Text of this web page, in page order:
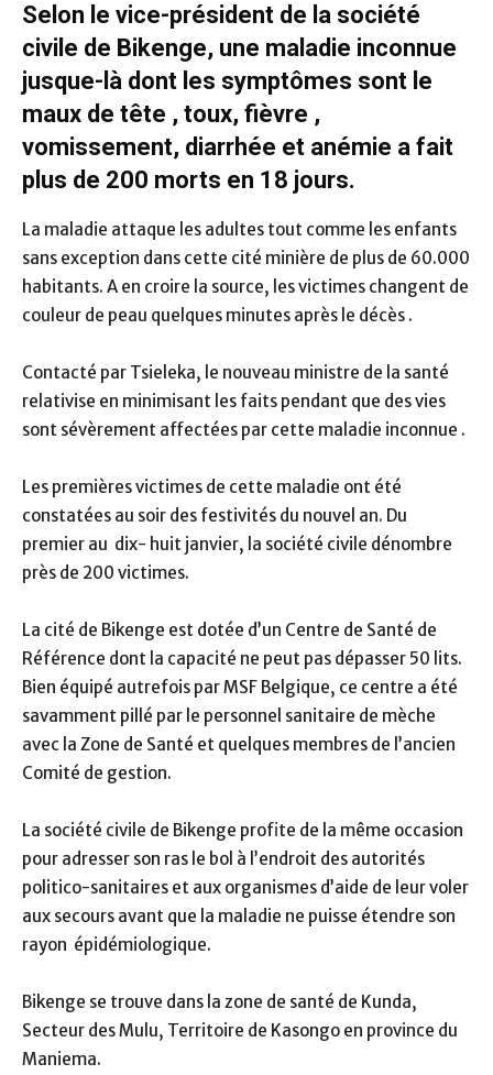
Selon le vice-président de la société
civile de Bikenge, une maladie inconnue
jusque-là dont les symptômes sont le
maux de tête , toux, fièvre ,
vomissement, diarrhée et anémie a fait
plus de 200 morts en 18 jours.
La maladie attaque les adultes tout comme les enfants
sans exception dans cette cité minière de plus de 60.000
habitants. A en croire la source, les victimes changent de
couleur de peau quelques minutes après le décès .
Contacté par Tsieleka, le nouveau ministre de la santé
relativise en minimisant les faits pendant que des vies
sont sévèrement affectées par cette maladie inconnue .
Les premières victimes de cette maladie ont été
constatées au soir des festivités du nouvel an. Du
premier au dix- huit janvier, la société civile dénombre
près de 200 victimes.
La cité de Bikenge est dotée d’un Centre de Santé de
Référence dont la capacité ne peut pas dépasser 50 lits.
Bien équipé autrefois par MSF Belgique, ce centre a été
savamment pillé par le personnel sanitaire de mèche
avec la Zone de Santé et quelques membres de l’ancien
Comité de gestion.
La société civile de Bikenge profite de la même occasion
pour adresser son ras le bol à l’endroit des autorités
politico-sanitaires et aux organismes d’aide de leur voler
aux secours avant que la maladie ne puisse étendre son
rayon épidémiologique.
Bikenge se trouve dans la zone de santé de Kunda,
Secteur des Mulu, Territoire de Kasongo en province du
Maniema.